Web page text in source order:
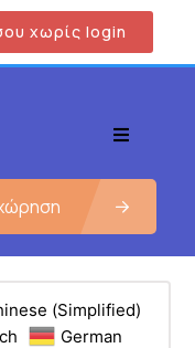
χωρίς login
(Simplified)
German